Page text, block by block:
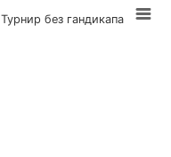
Турнир без гандикапа